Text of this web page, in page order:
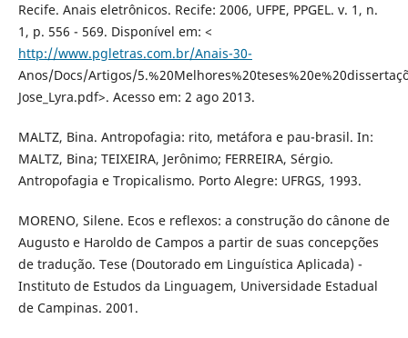
Recife. Anais eletrônicos. Recife: 2006, UFPE, PPGEL. v. 1, n.
1, p. 556 - 569. Disponível em: <
http://www.pgletras.com.br/Anais-30-
Anos/Docs/Artigos/
Jose_Lyra.pdf>. Acesso em: 2 ago 2013.
MALTZ, Bina. Antropofagia: rito, metáfora e pau-brasil. In:
MALTZ, Bina; TEIXEIRA, Jerônimo; FERREIRA, Sérgio.
Antropofagia e Tropicalismo. Porto Alegre: UFRGS, 1993.
MORENO, Silene. Ecos e reflexos: a construção do cânone de
Augusto e Haroldo de Campos a partir de suas concepções
de tradução. Tese (Doutorado em Linguística Aplicada) -
Instituto de Estudos da Linguagem, Universidade Estadual
de Campinas. 2001.